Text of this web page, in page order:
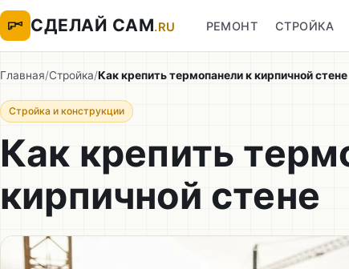
СДЕЛАЙ САМ.RU РЕМОНТ СТРОЙКА
Главная/Стройка/Как крепить термопанели к кирпичной стене
Стройка и конструкции
Как крепить
кирпичной стене